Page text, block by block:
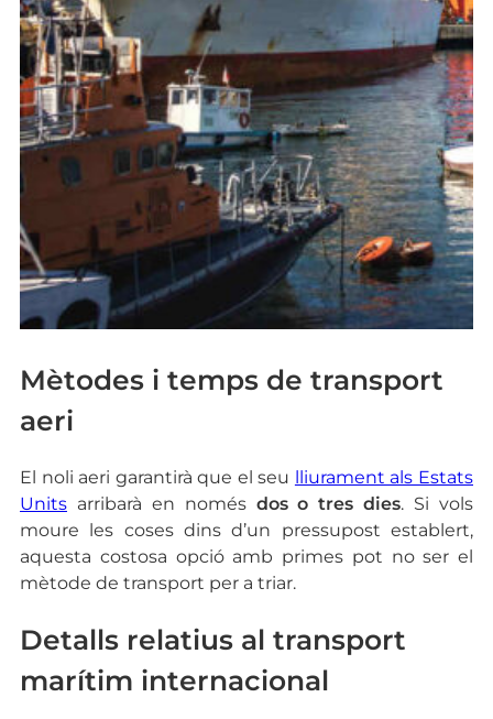
Mètodes i temps de transport
aeri
El noli aeri garantirà que el seu lliurament als Estats
Units arribarà en només dos o tres dies. Si vols
moure les coses dins d’un pressupost establert,
aquesta costosa opció amb primes pot no ser el
mètode de transport per a triar.
Detalls relatius al transport
marítim internacional